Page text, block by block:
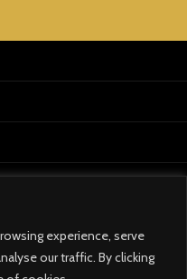
experience, serve
our traffic. By clicking